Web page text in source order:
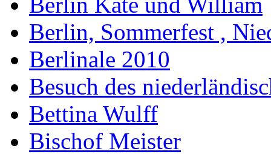
Berlin, Sommerfest ,
Berlinale 2010
Besuch des
Bettina Wulff
Bischof Meister